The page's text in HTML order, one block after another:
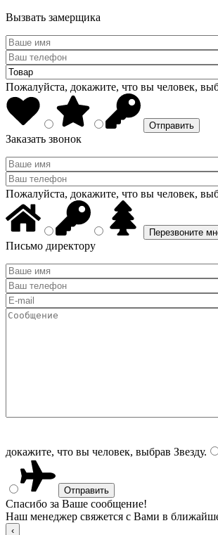
Вызвать замерщика
Пожалуйста, докажите, что вы человек,
Заказать звонок
Пожалуйста, докажите, что вы человек,
Письмо директору
докажите, что вы человек, выбрав Звезду.
Спасибо за Ваше сообщение!
Наш менеджер свяжется с Вами в